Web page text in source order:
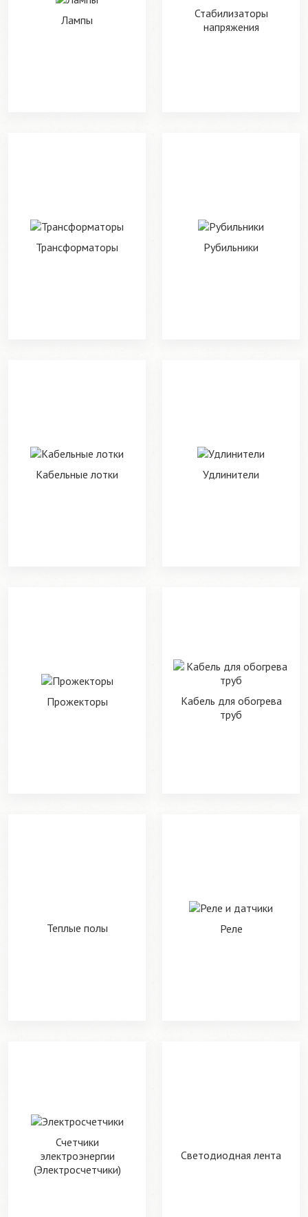
Лампы
Стабилизаторы
напряжения
Трансформаторы Рубильники
Кабельные лотки Удлинители
Прожекторы
Кабель для обогрева
труб
Теплые полы Реле
Счетчики
электроэнергии
(Электросчетчики)
Светодиодная лента